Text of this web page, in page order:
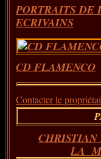
PORTRAITS DE
ECRIVAINS
CD FLAMENCO
Contacter le
LA